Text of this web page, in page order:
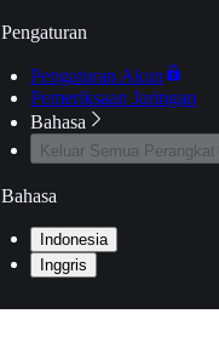
Pengaturan
Pengaturan Akun
Pemeriksaan Jaringan
Bahasa
Keluar Semua Perangkat
Bahasa
Indonesia
Inggris